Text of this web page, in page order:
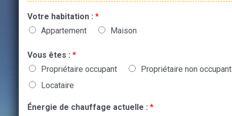
Votre habitation : *
Appartement
Maison
Vous êtes : *
Propriétaire occupant
Propriétaire non occupant
Locataire
Énergie de chauffage actuelle : *